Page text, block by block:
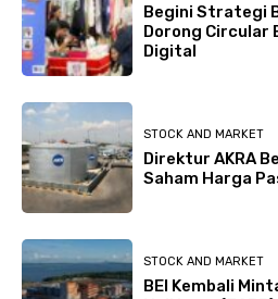
Begini Strategi
Dorong Circular
Digital
STOCK AND MARKET
Direktur AKRA
Saham Harga
STOCK AND MARKET
BEI Kembali